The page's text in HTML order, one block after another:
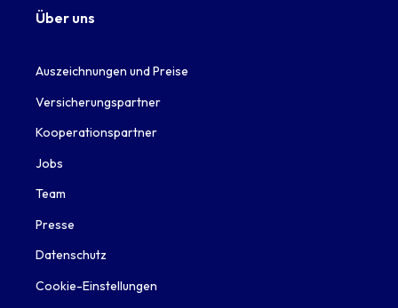
Über uns
Auszeichnungen und Preise
Versicherungspartner
Kooperationspartner
Jobs
Team
Presse
Datenschutz
Cookie-Einstellungen